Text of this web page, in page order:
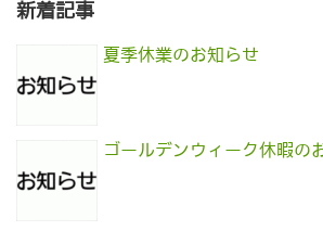
新着記事
夏季休業のお知らせ
ゴールデンウィーク休暇の